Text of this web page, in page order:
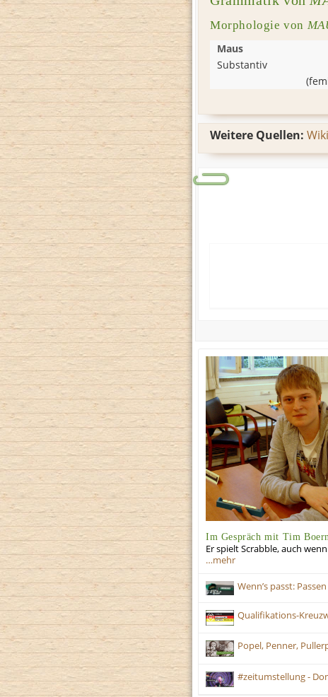
Morphologie von
Maus
Substantiv
(
Weitere Quellen:
Im Gespräch mit Tim
Er spielt Scrabble, auch
…mehr
Wenn’s passt:
Qualifikations-
Popel, Penner,
#zeitumstellung -